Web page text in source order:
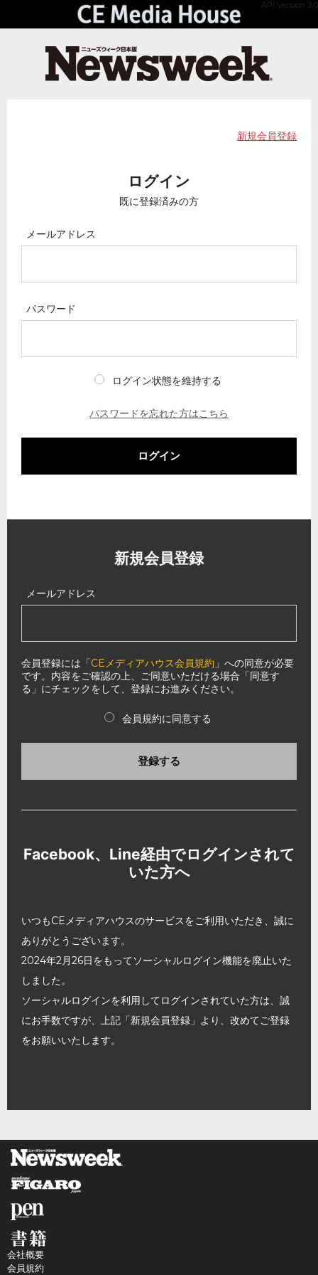
API Version 2.0
新規会員登録
ログイン
既に登録済みの方
メールアドレス
パスワード
ログイン状態を維持する
パスワードを忘れた方はこちら
ログイン
新規会員登録
メールアドレス
会員登録には「CEメディアハウス会員規約 」への同意が必要
です。内容をご確認の上、ご同意いただける場合「同意す
る」にチェックをして、登録にお進みください。
会員規約に同意する
登録する
Facebook、Line経由でログインされて
いた方へ
いつもCEメディアハウスのサービスをご利用いただき、誠に
ありがとうございます。
2024年2月26日をもってソーシャルログイン機能を廃止いた
しました。
ソーシャルログインを利用してログインされていた方は、誠
にお手数ですが、上記「新規会員登録」より、改めてご登録
をお願いいたします。
会社概要
会員規約